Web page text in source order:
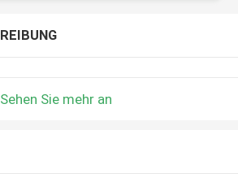
Sehen Sie mehr an